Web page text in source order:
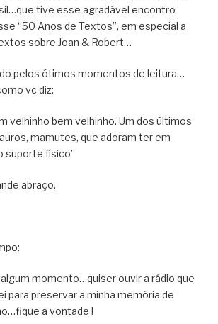
tive esse agradável encontro
“50 Anos de Textos”, em especial a
sobre Joan & Robert…
pelos ótimos momentos de leitura…
vc diz:
velhinho bem velhinho. Um dos últimos
mamutes, que adoram ter em
suporte físico”
abraço.
momento…quiser ouvir a rádio que
para preservar a minha memória de
a vontade !